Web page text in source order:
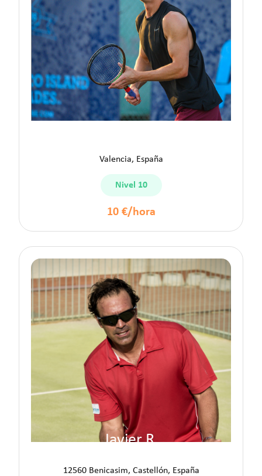
Valencia, España
Nivel 10
10 €/hora
Javier R.
12560 Benicasim, Castellón, España